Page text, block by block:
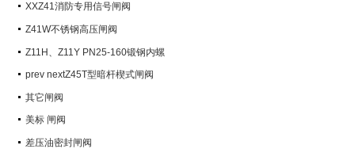
XXZ41消防专用信号闸阀
Z41W不锈钢高压闸阀
Z11H、Z11Y PN25-160锻钢内螺
纹楔式闸阀
prev nextZ45T型暗杆楔式闸阀
其它闸阀
美标 闸阀
差压油密封闸阀